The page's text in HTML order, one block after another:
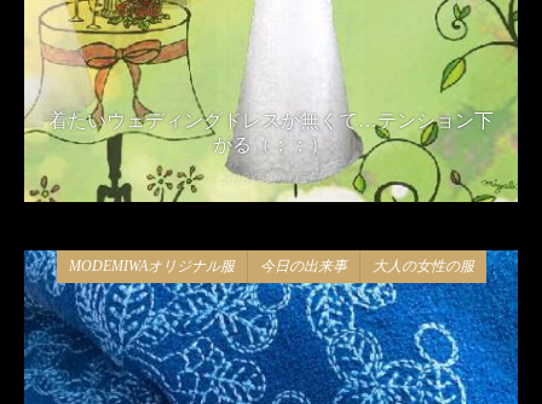
着たいウェディングドレスが無くて…テンション下
がる（；；）
2018年11月15日
MODEMIWAオリジナル服 今日の出来事 大人の女性の服